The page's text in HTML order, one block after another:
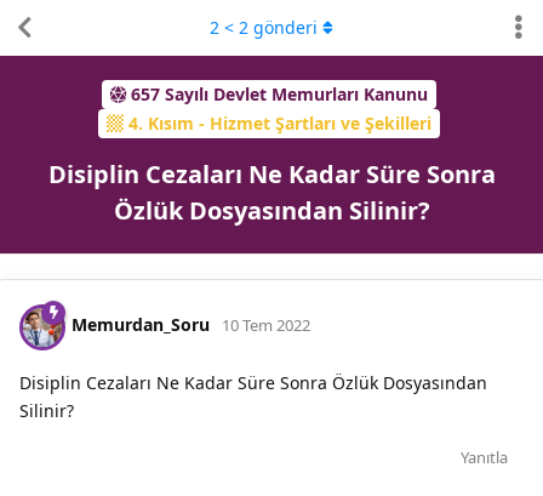
657 Sayılı Devlet Memurları Kanunu
4. Kısım - Hizmet Şartları ve Şekilleri
Disiplin Cezaları Ne Kadar Süre Sonra
Özlük Dosyasından Silinir?
2 < 2 gönderi
Memurdan_Soru 10 Tem 2022
Disiplin Cezaları Ne Kadar Süre Sonra Özlük Dosyasından
Silinir?
Yanıtla